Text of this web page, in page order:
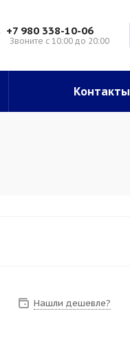
+7 980 338-10-06
Звоните с 10:00 до 20:00
Контакты
Нашли дешевле?